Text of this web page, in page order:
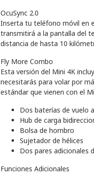
OcuSync 2.0
Inserta tu teléfono móvil en
transmitirá a la pantalla del
distancia de hasta 10
Fly More Combo
Esta versión del Mini 4K
necesitarás para volar por
estándar que vienen con el
Dos baterías de vuelo
Hub de carga
Bolsa de hombro
Sujetador de hélices
Dos pares adicionales
Funciones Adicionales